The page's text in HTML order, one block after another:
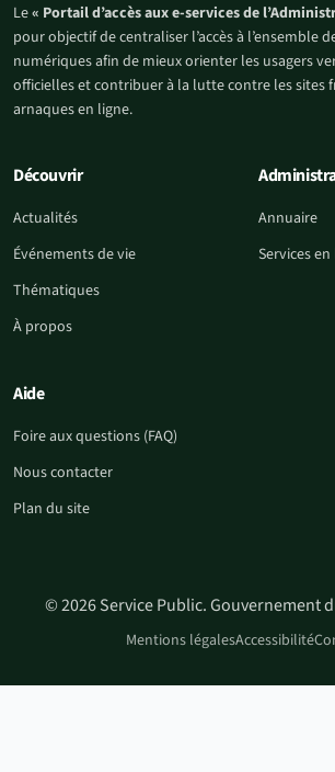
Le« Portail d’accès aux e-services de
pour objectif de centraliser l’accès à l’ensemble
numériques afin de mieux orienter les usagers
officielles et contribuer à la lutte contre les sites
arnaques en ligne.
Découvrir
Actualités
Événements de vie
Thématiques
À propos
Annuaire
Services
Aide
Foire aux questions (FAQ)
Nous contacter
Plan du site
© 2026 Service Public. Gouvernement
Mentions légalesAccessibilité